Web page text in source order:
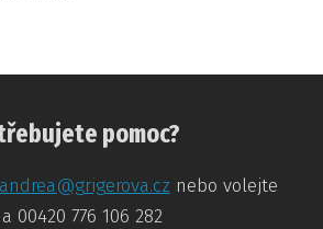
pomoc?
andrea@grigerova.cz nebo volejte
00420 776 106 282